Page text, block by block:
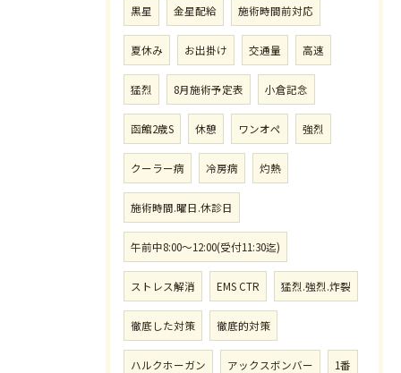
黒星 金星配給 施術時間前対応
夏休み お出掛け 交通量 高速
猛烈 8月施術予定表 小倉記念
函館2歳S 休憩 ワンオペ 強烈
クーラー病 冷房病 灼熱
施術時間.曜日.休診日
午前中8:00〜12:00(受付11:30迄)
ストレス解消 EMS CTR 猛烈.強烈.炸裂
徹底した対策 徹底的対策
ハルクホーガン アックスボンバー 1番